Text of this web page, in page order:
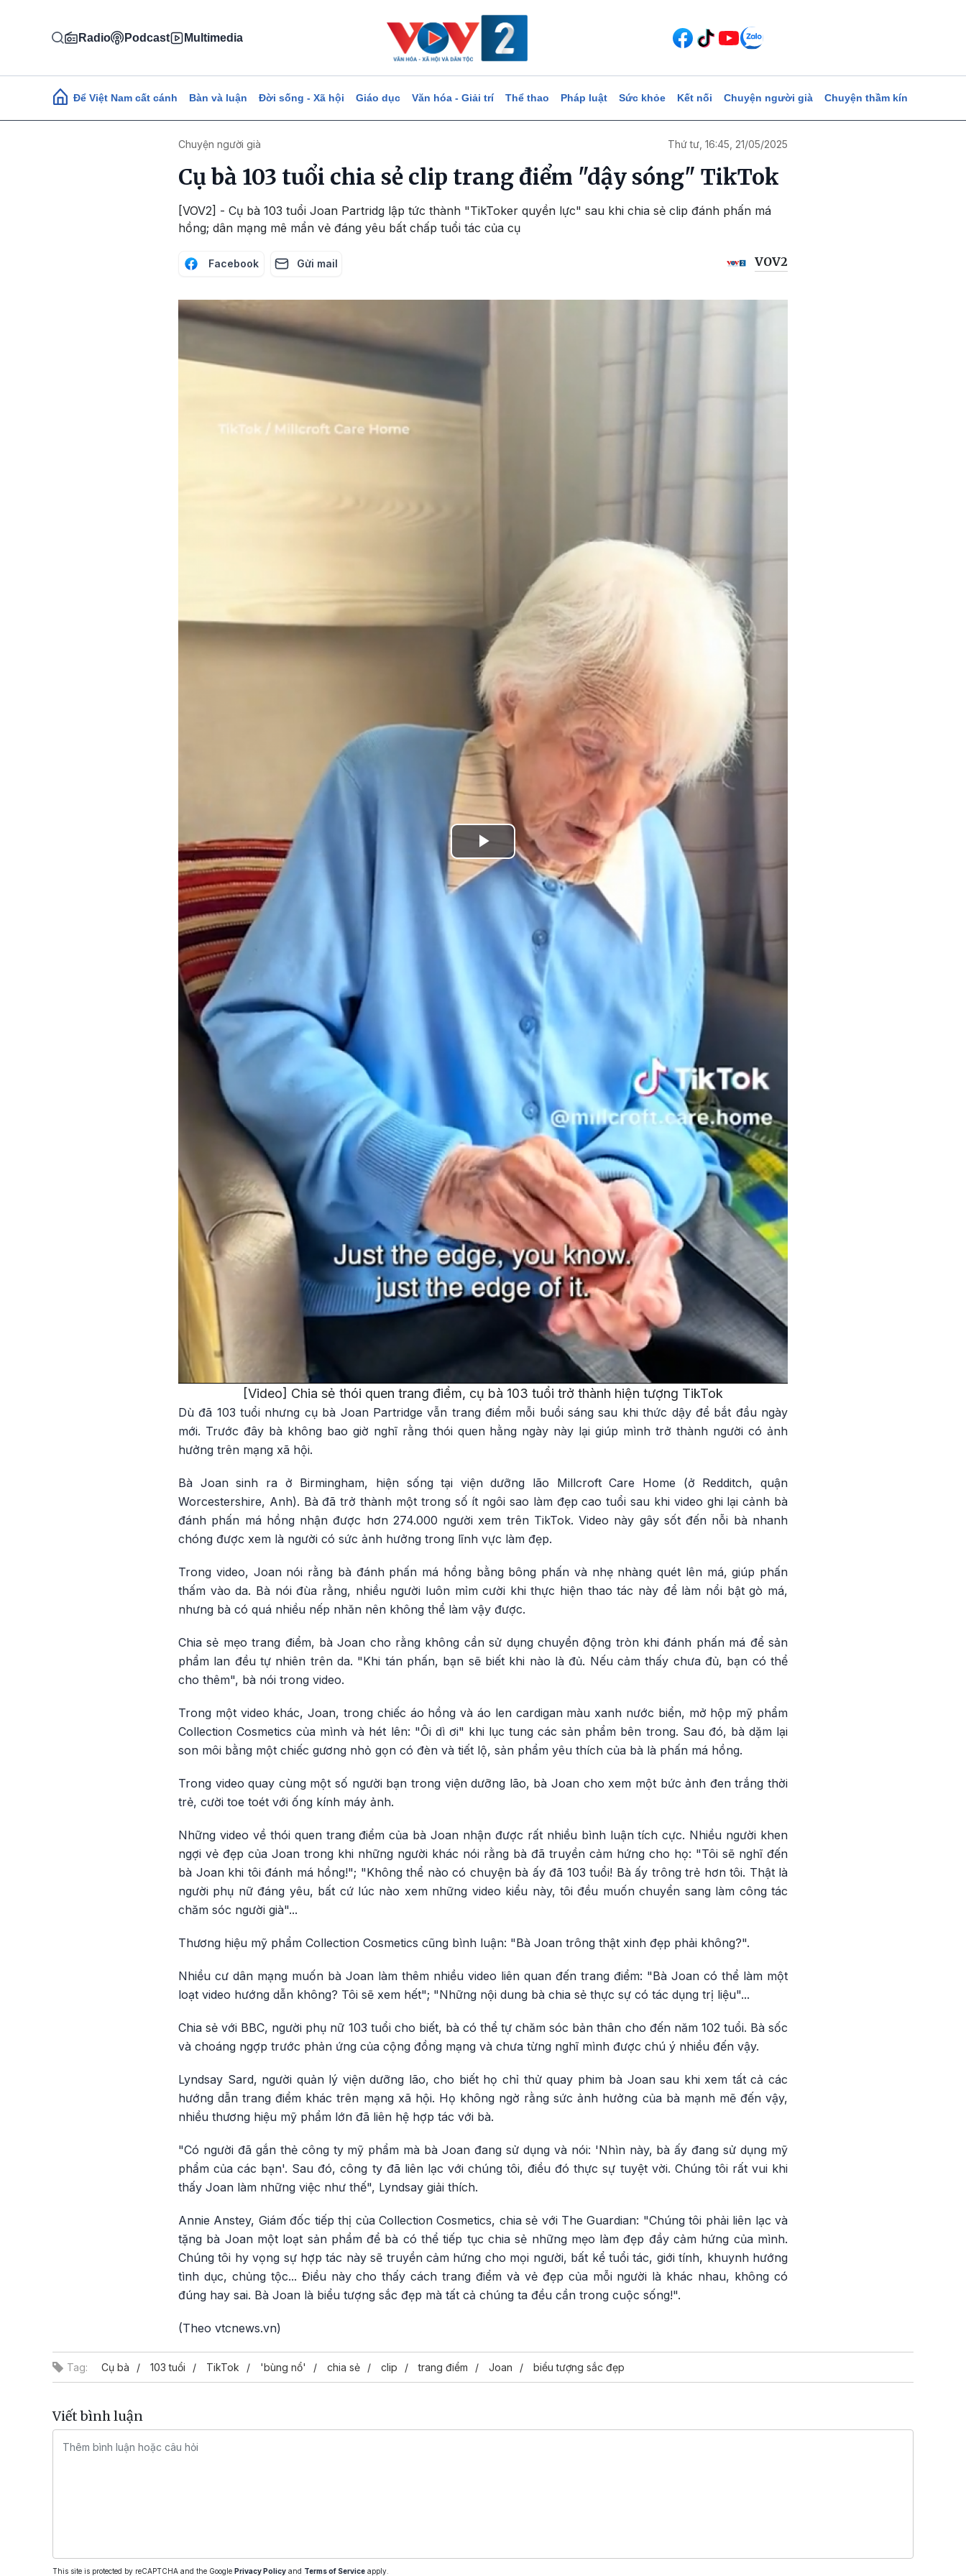
Radio Podcast Multimedia
Main navigation
Để Việt Nam cất cánh Bàn và luận Đời sống - Xã hội Giáo dục Văn hóa - Giải trí Thể thao Pháp luật Sức khỏe Kết nối Chuyện người già Chuyện thầm kín
Chuyện người già Thứ tư, 16:45, 21/05/2025
Cụ bà 103 tuổi chia sẻ clip trang điểm "dậy sóng" TikTok
[VOV2] - Cụ bà 103 tuổi Joan Partridg lập tức thành "TikToker quyền lực" sau khi chia sẻ clip đánh phấn má
hồng; dân mạng mê mẩn vẻ đáng yêu bất chấp tuổi tác của cụ
Facebook Gửi mail VOV2
Play
Video
[Video] Chia sẻ thói quen trang điểm, cụ bà 103 tuổi trở thành hiện tượng TikTok
Dù đã 103 tuổi nhưng cụ bà Joan Partridge vẫn trang điểm mỗi buổi sáng sau khi thức dậy để bắt đầu ngày
mới. Trước đây bà không bao giờ nghĩ rằng thói quen hằng ngày này lại giúp mình trở thành người có ảnh
hưởng trên mạng xã hội.
Bà Joan sinh ra ở Birmingham, hiện sống tại viện dưỡng lão Millcroft Care Home (ở Redditch, quận
Worcestershire, Anh). Bà đã trở thành một trong số ít ngôi sao làm đẹp cao tuổi sau khi video ghi lại cảnh bà
đánh phấn má hồng nhận được hơn 274.000 người xem trên TikTok. Video này gây sốt đến nỗi bà nhanh
chóng được xem là người có sức ảnh hưởng trong lĩnh vực làm đẹp.
Trong video, Joan nói rằng bà đánh phấn má hồng bằng bông phấn và nhẹ nhàng quét lên má, giúp phấn
thấm vào da. Bà nói đùa rằng, nhiều người luôn mỉm cười khi thực hiện thao tác này để làm nổi bật gò má,
nhưng bà có quá nhiều nếp nhăn nên không thể làm vậy được.
Chia sẻ mẹo trang điểm, bà Joan cho rằng không cần sử dụng chuyển động tròn khi đánh phấn má để sản
phẩm lan đều tự nhiên trên da. "Khi tán phấn, bạn sẽ biết khi nào là đủ. Nếu cảm thấy chưa đủ, bạn có thể
cho thêm", bà nói trong video.
Trong một video khác, Joan, trong chiếc áo hồng và áo len cardigan màu xanh nước biển, mở hộp mỹ phẩm
Collection Cosmetics của mình và hét lên: "Ôi dì ơi" khi lục tung các sản phẩm bên trong. Sau đó, bà dặm lại
son môi bằng một chiếc gương nhỏ gọn có đèn và tiết lộ, sản phẩm yêu thích của bà là phấn má hồng.
Trong video quay cùng một số người bạn trong viện dưỡng lão, bà Joan cho xem một bức ảnh đen trắng thời
trẻ, cười toe toét với ống kính máy ảnh.
Những video về thói quen trang điểm của bà Joan nhận được rất nhiều bình luận tích cực. Nhiều người khen
ngợi vẻ đẹp của Joan trong khi những người khác nói rằng bà đã truyền cảm hứng cho họ: "Tôi sẽ nghĩ đến
bà Joan khi tôi đánh má hồng!"; "Không thể nào có chuyện bà ấy đã 103 tuổi! Bà ấy trông trẻ hơn tôi. Thật là
người phụ nữ đáng yêu, bất cứ lúc nào xem những video kiểu này, tôi đều muốn chuyển sang làm công tác
chăm sóc người già"...
Thương hiệu mỹ phẩm Collection Cosmetics cũng bình luận: "Bà Joan trông thật xinh đẹp phải không?".
Nhiều cư dân mạng muốn bà Joan làm thêm nhiều video liên quan đến trang điểm: "Bà Joan có thể làm một
loạt video hướng dẫn không? Tôi sẽ xem hết"; "Những nội dung bà chia sẻ thực sự có tác dụng trị liệu"...
Chia sẻ với BBC, người phụ nữ 103 tuổi cho biết, bà có thể tự chăm sóc bản thân cho đến năm 102 tuổi. Bà sốc
và choáng ngợp trước phản ứng của cộng đồng mạng và chưa từng nghĩ mình được chú ý nhiều đến vậy.
Lyndsay Sard, người quản lý viện dưỡng lão, cho biết họ chỉ thử quay phim bà Joan sau khi xem tất cả các
hướng dẫn trang điểm khác trên mạng xã hội. Họ không ngờ rằng sức ảnh hưởng của bà mạnh mẽ đến vậy,
nhiều thương hiệu mỹ phẩm lớn đã liên hệ hợp tác với bà.
"Có người đã gắn thẻ công ty mỹ phẩm mà bà Joan đang sử dụng và nói: 'Nhìn này, bà ấy đang sử dụng mỹ
phẩm của các bạn'. Sau đó, công ty đã liên lạc với chúng tôi, điều đó thực sự tuyệt vời. Chúng tôi rất vui khi
thấy Joan làm những việc như thế", Lyndsay giải thích.
Annie Anstey, Giám đốc tiếp thị của Collection Cosmetics, chia sẻ với The Guardian: "Chúng tôi phải liên lạc và
tặng bà Joan một loạt sản phẩm để bà có thể tiếp tục chia sẻ những mẹo làm đẹp đầy cảm hứng của mình.
Chúng tôi hy vọng sự hợp tác này sẽ truyền cảm hứng cho mọi người, bất kể tuổi tác, giới tính, khuynh hướng
tình dục, chủng tộc... Điều này cho thấy cách trang điểm và vẻ đẹp của mỗi người là khác nhau, không có
đúng hay sai. Bà Joan là biểu tượng sắc đẹp mà tất cả chúng ta đều cần trong cuộc sống!".
(Theo vtcnews.vn)
Tag: Cụ bà 103 tuổi TikTok 'bùng nổ' chia sẻ clip trang điểm Joan biểu tượng sắc đẹp
Viết bình luận
This site is protected by reCAPTCHA and the Google Privacy Policy and Terms of Service apply.